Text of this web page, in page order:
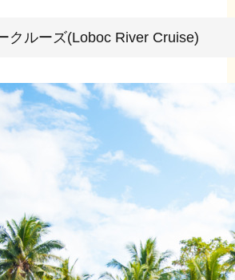
クルーズ(Loboc River Cruise)